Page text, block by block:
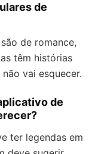
de
de romance,
têm histórias
vai esquecer.
de
ter legendas em